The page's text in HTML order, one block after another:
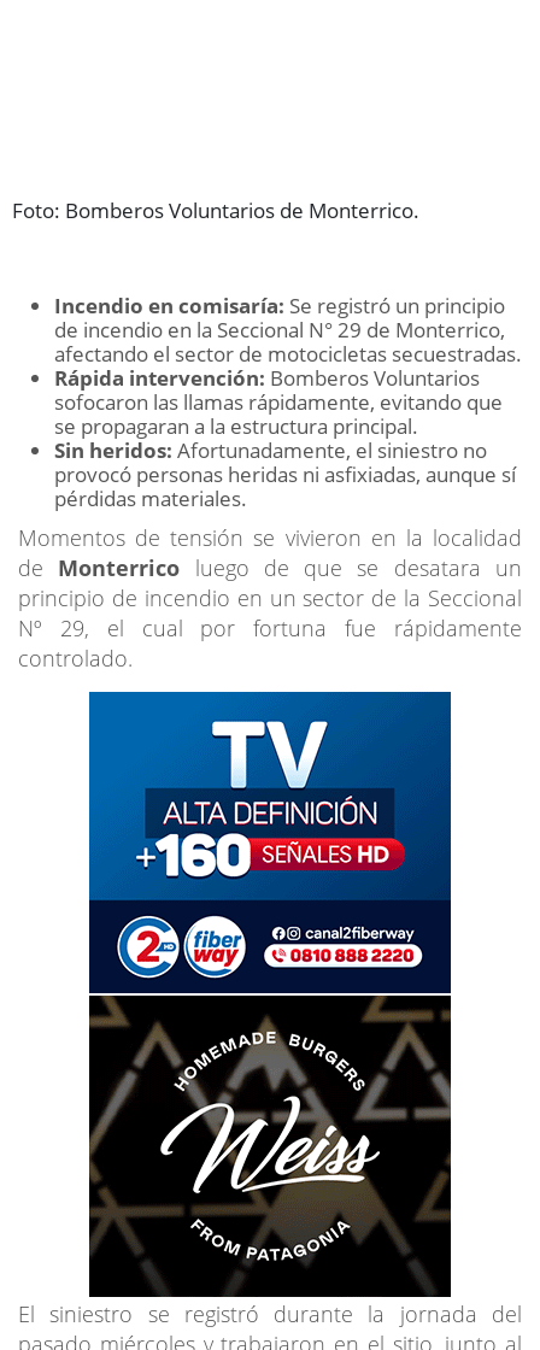
Foto: Bomberos Voluntarios de Monterrico.
Incendio en comisaría: Se registró un principio
de incendio en la Seccional N° 29 de Monterrico,
afectando el sector de motocicletas secuestradas.
Rápida intervención: Bomberos Voluntarios
sofocaron las llamas rápidamente, evitando que
se propagaran a la estructura principal.
Sin heridos: Afortunadamente, el siniestro no
provocó personas heridas ni asfixiadas, aunque sí
pérdidas materiales.
Momentos de tensión se vivieron en la localidad
de Monterrico luego de que se desatara un
principio de incendio en un sector de la Seccional
Nº 29, el cual por fortuna fue rápidamente
controlado.
El siniestro se registró durante la jornada del
pasado miércoles y trabajaron en el sitio, junto al